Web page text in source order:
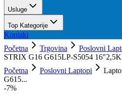
Usluge
Top Kategorije
Kontakt
Početna
Trgovina Poslovni
STRIX G16 G615LP-S5054
Početna
Poslovni Laptopi
G615...
-7%